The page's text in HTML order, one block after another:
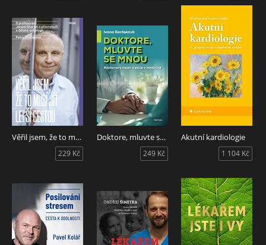
Věřil jsem, že to musí jít lepší cestou
229 Kč
Doktore, mluvte se mnou
249 Kč
Akutní kardiologie
1 104 Kč